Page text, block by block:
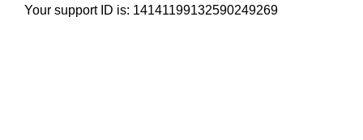
Your support ID is: 14141199132590249269